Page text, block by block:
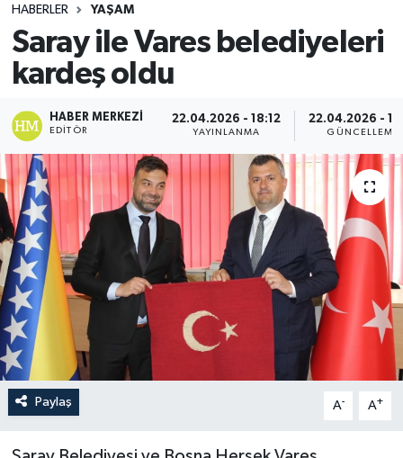
HABERLER YAŞAM
Saray ile Vares belediyeleri
kardeş oldu
HABER MERKEZI
EDITÖR
22.04.2026 - 18:12
YAYINLANMA
22.04.2026 -
GÜNCELLEME
Paylaş A- A+
YAŞAM
Son Dakika Haberleri
Haber Arşivi